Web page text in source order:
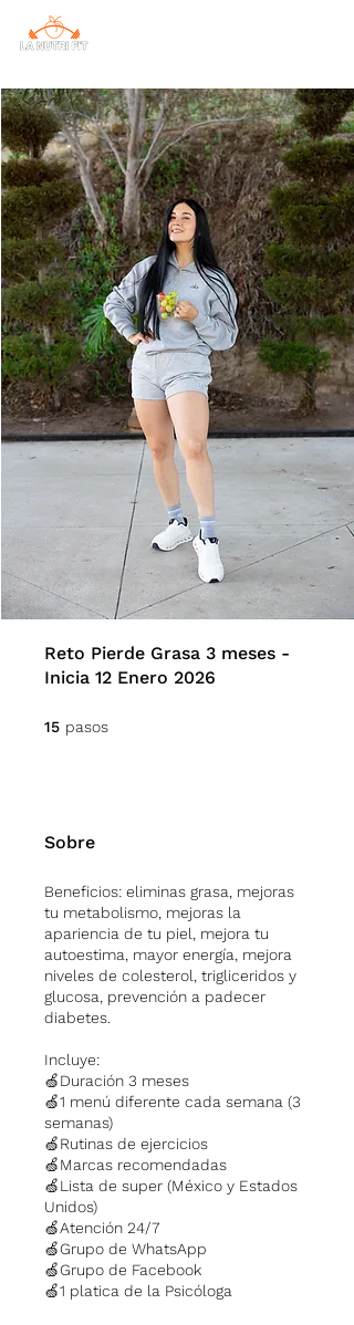
Reto Pierde Grasa 3 meses -
Inicia 12 Enero 2026
15 pasos
Sobre
Beneficios: eliminas grasa, mejoras
tu metabolismo, mejoras la
apariencia de tu piel, mejora tu
autoestima, mayor energía, mejora
niveles de colesterol, trigliceridos y
glucosa, prevención a padecer
diabetes.
Incluye:
🍏Duración 3 meses
🍏1 menú diferente cada semana (3
semanas)
🍏Rutinas de ejercicios
🍏Marcas recomendadas
🍏Lista de super (México y Estados
Unidos)
🍏Atención 24/7
🍏Grupo de WhatsApp
🍏Grupo de Facebook
🍏1 platica de la Psicóloga